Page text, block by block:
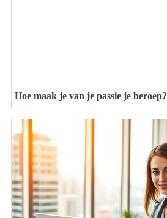
Hoe maak je van je passie je beroep?